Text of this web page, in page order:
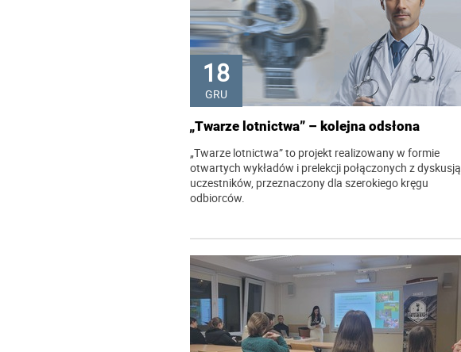
18
GRU
„Twarze lotnictwa” – kolejna odsłona
„Twarze lotnictwa” to projekt realizowany w formie
otwartych wykładów i prelekcji połączonych z dyskusją
uczestników, przeznaczony dla szerokiego kręgu
odbiorców.